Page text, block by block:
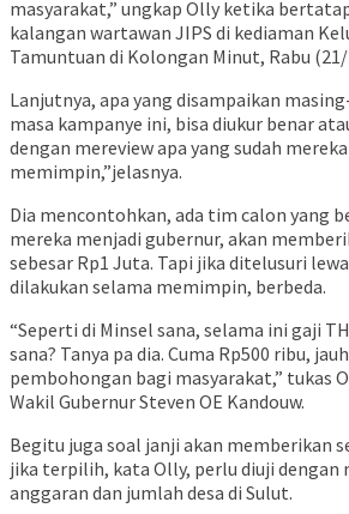
masyarakat,” ungkap Olly ketika
kalangan wartawan JIPS di kediaman
Tamuntuan di Kolongan Minut, Rabu
Lanjutnya, apa yang disampaikan
masa kampanye ini, bisa diukur benar
dengan mereview apa yang sudah
memimpin,”jelasnya.
Dia mencontohkan, ada tim calon yang
mereka menjadi gubernur, akan
sebesar Rp1 Juta. Tapi jika ditelusuri
dilakukan selama memimpin, berbeda.
“Seperti di Minsel sana, selama ini gaji
sana? Tanya pa dia. Cuma Rp500 ribu,
pembohongan bagi masyarakat,” tukas
Wakil Gubernur Steven OE Kandouw.
Begitu juga soal janji akan memberikan
jika terpilih, kata Olly, perlu diuji dengan
anggaran dan jumlah desa di Sulut.